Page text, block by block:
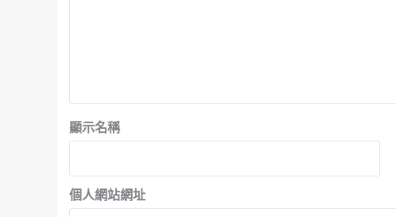
顯示名稱
個人網站網址